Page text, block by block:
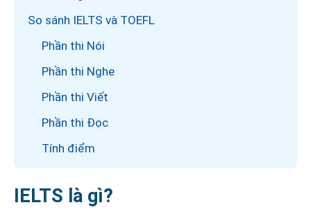
So sánh IELTS và TOEFL
Phần thi Nói
Phần thi Nghe
Phần thi Viết
Phần thi Đọc
Tính điểm
IELTS là gì?